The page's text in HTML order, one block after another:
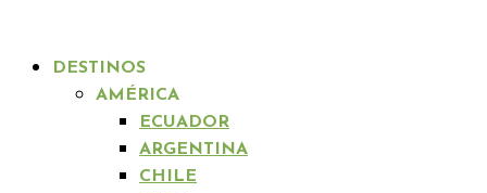
DESTINOS
AMÉRICA
ECUADOR
ARGENTINA
CHILE